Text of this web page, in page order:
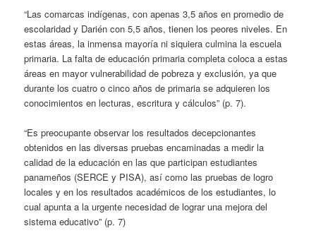
“Las comarcas indígenas, con apenas 3,5 años en promedio de
escolaridad y Darién con 5,5 años, tienen los peores niveles. En
estas áreas, la inmensa mayoría ni siquiera culmina la escuela
primaria. La falta de educación primaria completa coloca a estas
áreas en mayor vulnerabilidad de pobreza y exclusión, ya que
durante los cuatro o cinco años de primaria se adquieren los
conocimientos en lecturas, escritura y cálculos” (p. 7).
“Es preocupante observar los resultados decepcionantes
obtenidos en las diversas pruebas encaminadas a medir la
calidad de la educación en las que participan estudiantes
panameños (SERCE y PISA), así como las pruebas de logro
locales y en los resultados académicos de los estudiantes, lo
cual apunta a la urgente necesidad de lograr una mejora del
sistema educativo” (p. 7)